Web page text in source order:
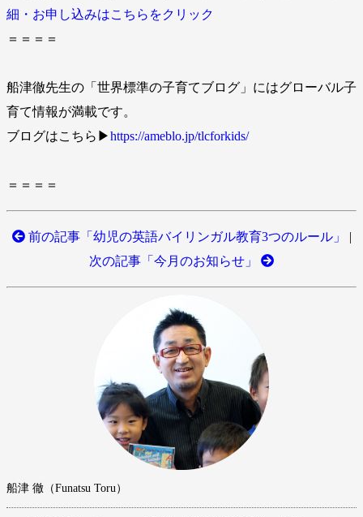
細・お申し込みはこちらをクリック
＝＝＝＝
船津徹先生の「世界標準の子育てブログ」にはグローバル子
育て情報が満載です。
ブログはこちら▶︎https://ameblo.jp/tlcforkids/
＝＝＝＝
前の記事「幼児の英語バイリンガル教育3つのルール」
次の記事「今月のお知らせ」
船津 徹（Funatsu Toru）